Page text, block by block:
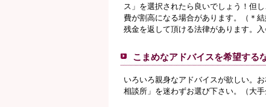
ス」を選択されたら良いでしょう！但
費が割高になる場合があります。（＊
残金を返して頂ける法律があります。
こまめなアドバイスを希望する
いろいろ親身なアドバイスが欲しい。
相談所」を迷わずお選び下さい。（大